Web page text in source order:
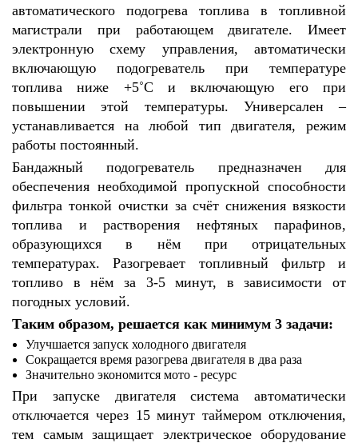
автоматического подогрева топлива в топливной
магистрали при работающем двигателе. Имеет
электронную схему управления, автоматически
включающую подогреватель при температуре
топлива ниже +5˚С и включающую его при
повышении этой температуры. Универсален –
устанавливается на любой тип двигателя, режим
работы постоянный.
Бандажный подогреватель предназначен для
обеспечения необходимой пропускной способности
фильтра тонкой очистки за счёт снижения вязкости
топлива и растворения нефтяных парафинов,
образующихся в нём при отрицательных
температурах. Разогревает топливный фильтр и
топливо в нём за 3-5 минут, в зависимости от
погодных условий.
Таким образом, решается как минимум 3 задачи:
Улучшается запуск холодного двигателя
Сокращается время разогрева двигателя в два раза
Значительно экономится мото - ресурс
При запуске двигателя система автоматически
отключается через 15 минут таймером отключения,
тем самым защищает электрическое оборудование